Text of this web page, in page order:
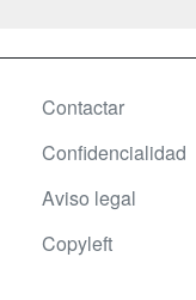
Contactar
Confidencialidad
Aviso legal
Copyleft